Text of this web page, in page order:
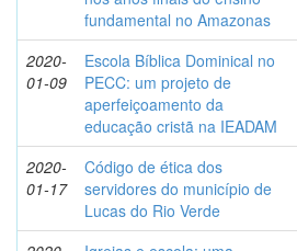
fundamental no Amazonas
2020-
01-09
Escola Bíblica Dominical no
PECC: um projeto de
aperfeiçoamento da
educação cristã na IEADAM
2020-
01-17
Código de ética dos
servidores do município de
Lucas do Rio Verde